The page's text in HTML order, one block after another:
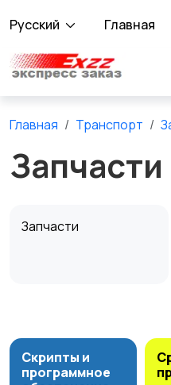
Русский Главная
Главная Транспорт
Запчасти
устройства
Скрипты и
программное